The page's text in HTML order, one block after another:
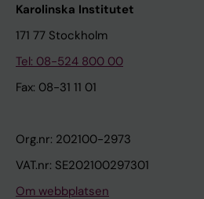
Karolinska Institutet
171 77 Stockholm
Tel: 08-524 800 00
Fax: 08-31 11 01
Org.nr: 202100-2973
VAT.nr: SE202100297301
Om webbplatsen